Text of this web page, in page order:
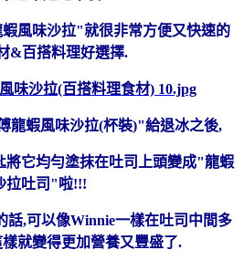
風味沙拉"就很非常方便又快速的
&百搭料理好選擇.
龍蝦風味沙拉(杯裝)"給退冰之後,
將它均勻塗抹在吐司上頭變成"龍蝦
拉吐司"啦!!!
話,可以像Winnie一樣在吐司中間多
就變得更加營養又豐盛了.